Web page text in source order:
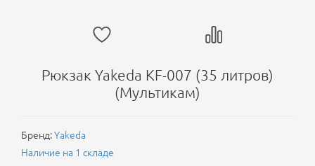
Рюкзак Yakeda KF-007 (35 литров)
(Мультикам)
Бренд:Yakeda
Наличие на 1 складе